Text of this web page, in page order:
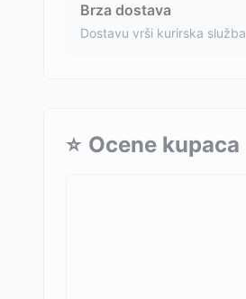
Brza dostava
Dostavu vrši kurirska služba
⭐ Ocene kupaca